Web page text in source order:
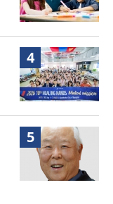
4
5